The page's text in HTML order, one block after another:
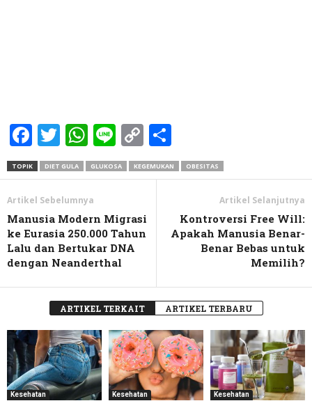
Facebook
Twitter
WhatsApp
LineCopy
Link
TOPIK DIET GULA GLUKOSA KEGEMUKAN OBESITAS
Artikel Sebelumnya
Manusia Modern Migrasi
ke Eurasia 250.000 Tahun
Lalu dan Bertukar DNA
dengan Neanderthal
Artikel Selanjutnya
Kontroversi Free Will:
Apakah Manusia Benar-
Benar Bebas untuk
Memilih?
ARTIKEL TERKAIT ARTIKEL TERBARU
Kesehatan Kesehatan Kesehatan